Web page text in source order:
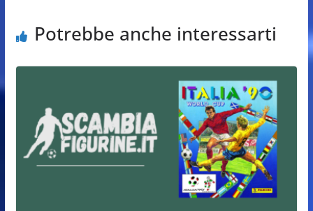
Potrebbe anche interessarti